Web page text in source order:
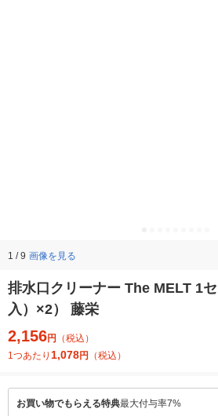
1 / 9 画像を見る
排水口クリーナー The MELT 1
入）×2） 藤栄
2,156円
（税込）
1つあたり 1,078円 （税込）
お買い物でもらえる特典最大付与率7%